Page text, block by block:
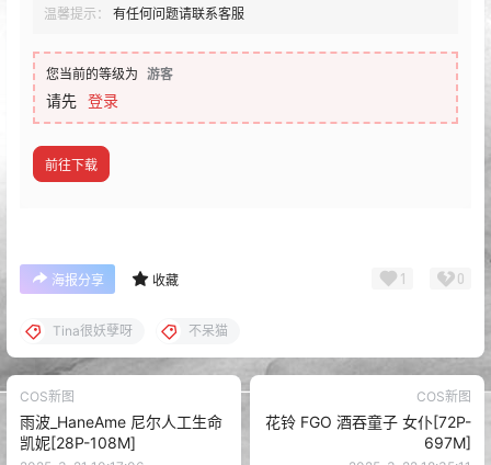
温馨提示：
有任何问题请联系客服
您当前的等级为 游客
请先 登录
前往下载
海报分享 收藏 1 0
Tina很妖孽呀 不呆猫
COS新图
雨波_HaneAme 尼尔人工生命
凯妮[28P-108M]
COS新图
花铃 FGO 酒吞童子 女仆[72P-
697M]